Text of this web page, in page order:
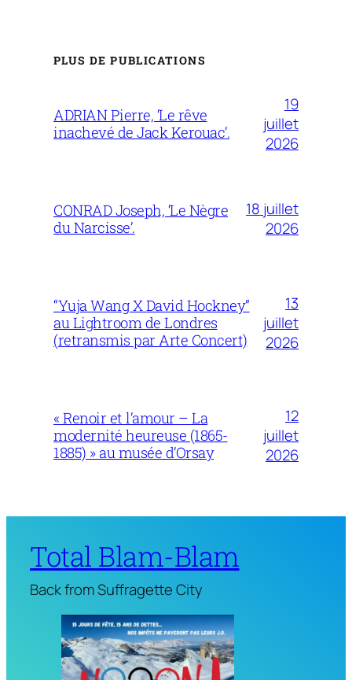
PLUS DE PUBLICATIONS
ADRIAN Pierre, ‘Le rêve
inachevé de Jack Kerouac’.
19
juillet
2026
CONRAD Joseph, ‘Le Nègre
du Narcisse’.
18 juillet
2026
“Yuja Wang X David Hockney”
au Lightroom de Londres
(retransmis par Arte Concert)
13
juillet
2026
« Renoir et l’amour – La
modernité heureuse (1865-
1885) » au musée d’Orsay
12
juillet
2026
Total Blam-Blam
Back from Suffragette City